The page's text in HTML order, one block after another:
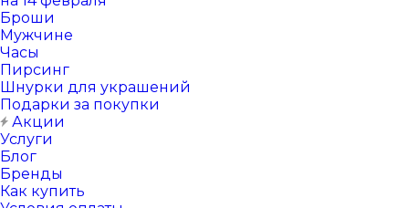
Броши
Мужчине
Часы
Пирсинг
Шнурки для украшений
Подарки за покупки
Акции
Услуги
Блог
Бренды
Как купить